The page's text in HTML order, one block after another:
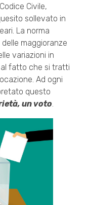
Civile,
sollevato in
La norma
maggioranze
variazioni in
al fatto che si tratti
Ad ogni
questo
un voto.